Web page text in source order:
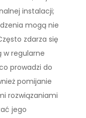
instalacji;
mogą nie
zdarza się
w regularne
prowadzi do
pomijanie
rozwiązaniami
jego